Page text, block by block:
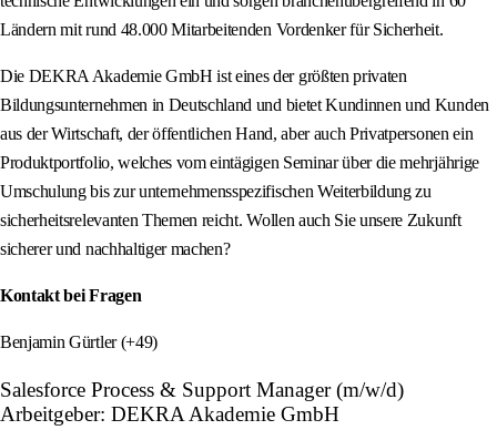
Ländern mit rund 48.000 Mitarbeitenden Vordenker für Sicherheit.
Die DEKRA Akademie GmbH ist eines der größten privaten
Bildungsunternehmen in Deutschland und bietet Kundinnen und Kunden
aus der Wirtschaft, der öffentlichen Hand, aber auch Privatpersonen ein
Produktportfolio, welches vom eintägigen Seminar über die mehrjährige
Umschulung bis zur unternehmensspezifischen Weiterbildung zu
sicherheitsrelevanten Themen reicht. Wollen auch Sie unsere Zukunft
sicherer und nachhaltiger machen?
Kontakt bei Fragen
Benjamin Gürtler (+49)
Salesforce Process & Support Manager (m/w/d)
Arbeitgeber: DEKRA Akademie GmbH